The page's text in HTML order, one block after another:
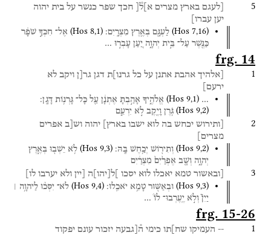
5 [לעגם בארץ מצרים א]ל֯[ חכך שפר כנשר על בית יהוה
יען עברו]
(Hos 7,16) לַעְגָּ֖ם בְּאֶ֥רֶץ מִצְרָֽיִם׃ (Hos 8,1) אֶל־ חִכְּךָ֣ שֹׁפָ֔ר
כַּנֶּ֖שֶׁר עַל־ בֵּ֣ית יְהוָ֑ה יַ֚עַן עָבְר֣וּ …
frg. 14
1 [אלהיך אהבת אתנן על כל גרנו]ת דגן גר[ן ויקב לא
ירעם]
…
(Hos 9,1) אֱלֹהֶ֑יךָ אָהַ֣בְתָּ אֶתְנָ֔ן עַ֖ל כָּל־ גָּרְנ֥וֹת דָּגָֽן׃
(Hos 9,2) גֹּ֥רֶן וָיֶ֖קֶב לֹ֣א יִרְעֵ֑ם
2 [ותירוש יכחש בה לוא ישבו בארץ] יהוה וש[ב אפרים
מצרים]
(Hos 9,2) וְתִיר֖וֹשׁ יְכַ֥חֶשׁ בָּֽהּ׃ (Hos 9,3) לֹ֥א יֵשְׁב֖וּ בְּאֶ֣רֶץ
יְהוָ֑ה וְשָׁ֤ב אֶפְרַ֙יִם֙ מִצְרַ֔יִם
3 [ובאשור טמא יאכלו לוא יסכו ]ל יהו ה [יין ולא יערבו לו]
(Hos 9,3) וּבְאַשּׁ֖וּר טָמֵ֥א יֹאכֵֽלוּ׃ (Hos 9,4) לֹא־ יִסְּכ֨וּ לַיהוָ֥ה ׀
יַיִן֮ וְלֹ֣א יֶֽעֶרְבוּ־ לוֹ֒ …
frg. 15-26
1
-- העמיקו שח]תו כימי ה֯[גבעה יזכור עונם יפקוד